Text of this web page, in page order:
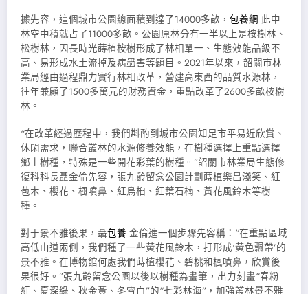
據先容，這個城市公園總面積到達了14000多畝， 包養網 此中
林空中積就占了11000多畝。公園原林分有一半以上是桉樹林、
松樹林，因長時光蒔植桉樹形成了林相單一、生態效能品級不
高、易形成水土流掉及病蟲害等題目。2021年以來，韶關市林
業局經由過程鼎力實行林相改革，營建高東西的品質水源林，
往年兼顧了1500多萬元的財務資金，重點改革了2600多畝桉樹
林。
“在改革經過歷程中，我們斟酌到城市公園知足市平易近欣賞、
休閑需求，聯合叢林的水源修養效能，在樹種選擇上重點選擇
鄉土樹種，特殊是一些開花彩葉的樹種。”韶關市林業局生態修
復科科長聶金倫先容，張九齡留念公園計劃蒔植樂昌淺笑、紅
苞木、櫻花、楓噴鼻、紅烏桕、紅葉石楠、黃花風鈴木等樹
種。
對于景不雅後果，聶包養 金倫進一個步驟先容稱：“在重點區域
高低山道兩側，我們種了一些黃花風鈴木，打形成‘黃色飄帶’的
景不雅。在博物館何處我們蒔植櫻花、碧桃和楓噴鼻，欣賞後
果很好。”張九齡留念公園以後以樹種為畫筆，出力刻畫“春粉
紅、夏深綠、秋金黃、冬雪白”的“七彩林海”，加強叢林景不雅